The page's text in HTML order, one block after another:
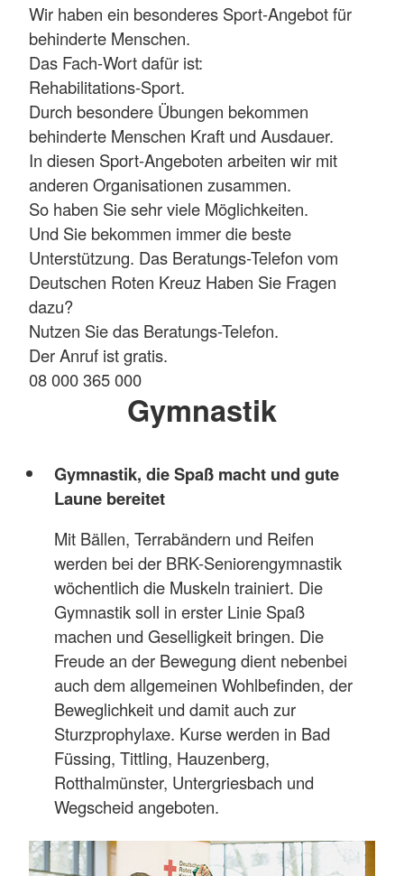
Wir haben ein besonderes Sport-Angebot für
behinderte Menschen.
Das Fach-Wort dafür ist:
Rehabilitations-Sport.
Durch besondere Übungen bekommen
behinderte Menschen Kraft und Ausdauer.
In diesen Sport-Angeboten arbeiten wir mit
anderen Organisationen zusammen.
So haben Sie sehr viele Möglichkeiten.
Und Sie bekommen immer die beste
Unterstützung. Das Beratungs-Telefon vom
Deutschen Roten Kreuz Haben Sie Fragen
dazu?
Nutzen Sie das Beratungs-Telefon.
Der Anruf ist gratis.
08 000 365 000
Gymnastik
Gymnastik, die Spaß macht und gute
Laune bereitet
Mit Bällen, Terrabändern und Reifen
werden bei der BRK-Seniorengymnastik
wöchentlich die Muskeln trainiert. Die
Gymnastik soll in erster Linie Spaß
machen und Geselligkeit bringen. Die
Freude an der Bewegung dient nebenbei
auch dem allgemeinen Wohlbefinden, der
Beweglichkeit und damit auch zur
Sturzprophylaxe. Kurse werden in Bad
Füssing, Tittling, Hauzenberg,
Rotthalmünster, Untergriesbach und
Wegscheid angeboten.